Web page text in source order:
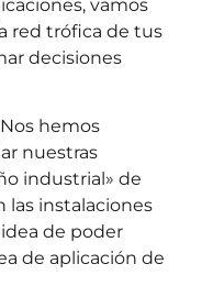
vamos
red trófica de tus
decisiones
Nos hemos
nuestras
industrial» de
las instalaciones
de poder
de aplicación de